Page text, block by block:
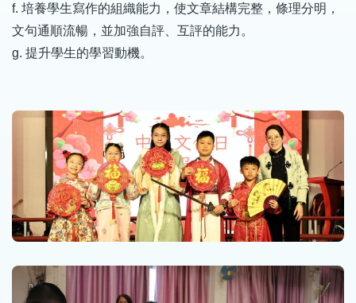
f. 培養學生寫作的組織能力，使文章結構完整，條理分明，
文句通順流暢，並加強自評、互評的能力。
g. 提升學生的學習動機。